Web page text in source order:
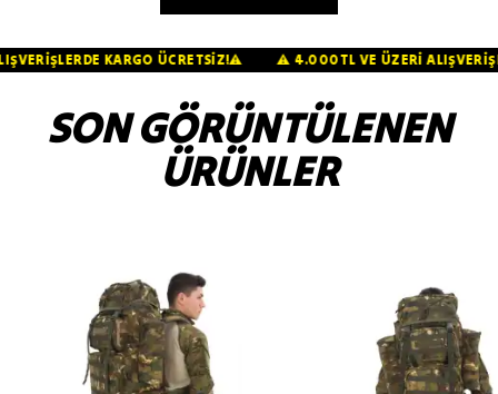
KARGO ÜCRETSİZ!⚠️ ⚠️ 4.000TL VE ÜZERİ
SON GÖRÜNTÜLENEN
ÜRÜNLER